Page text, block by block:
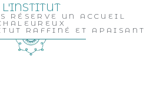
L'INSTITUT
RÉSERVE UN ACCUEIL
RAFFINÉ ET APAISANT